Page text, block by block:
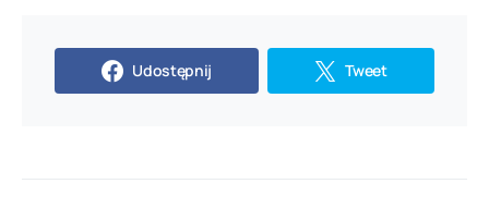
Udostępnij Tweet